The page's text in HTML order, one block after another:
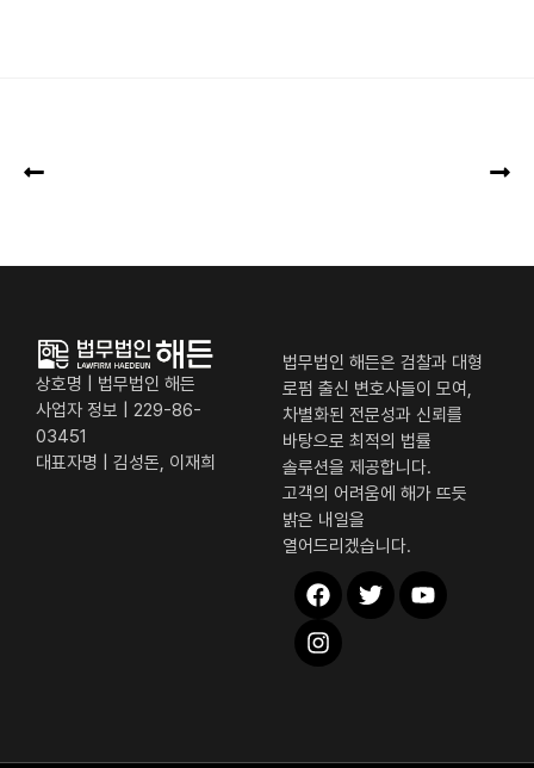
상호명 | 법무법인 해든
사업자 정보 | 229-86-
03451
대표자명 | 김성돈, 이재희
법무법인 해든은 검찰과 대형
로펌 출신 변호사들이 모여,
차별화된 전문성과 신뢰를
바탕으로 최적의 법률
솔루션을 제공합니다.
고객의 어려움에 해가 뜨듯
밝은 내일을
열어드리겠습니다.